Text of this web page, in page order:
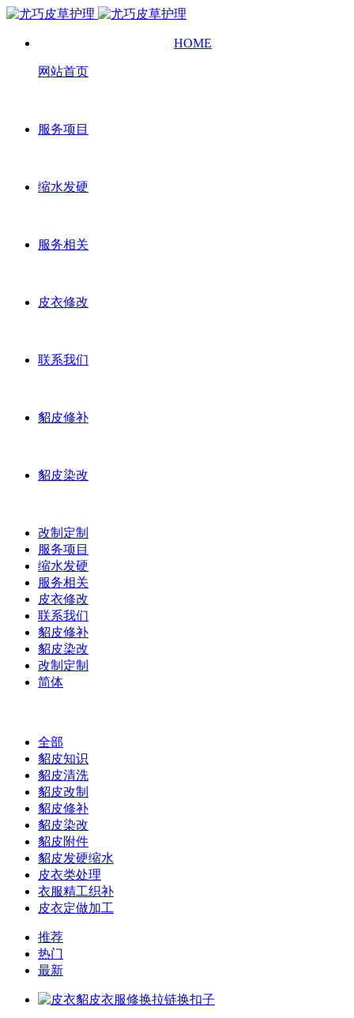
HOME
网站首页
服务项目
缩水发硬
服务相关
皮衣修改
联系我们
貂皮修补
貂皮染改
改制定制
服务项目
缩水发硬
服务相关
皮衣修改
联系我们
貂皮修补
貂皮染改
改制定制
简体
全部
貂皮知识
貂皮清洗
貂皮改制
貂皮修补
貂皮染改
貂皮附件
貂皮发硬缩水
皮衣类处理
衣服精工织补
皮衣定做加工
推荐
热门
最新